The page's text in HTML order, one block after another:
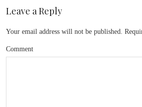
Leave a Reply
Your email address will not be published.
Comment